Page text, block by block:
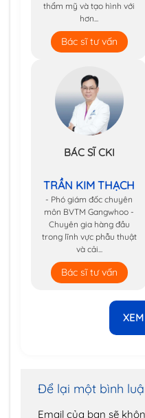
thẩm mỹ và tạo hình với
hơn...
Bác sĩ tư vấn
BÁC SĨ CKI
TRẦN KIM THẠCH
- Phó giám đốc chuyên
môn BVTM Gangwhoo -
Chuyên gia hàng đầu
trong lĩnh vực phẫu thuật
và cải...
Bác sĩ tư vấn
Để lại một bình
Email của bạn sẽ